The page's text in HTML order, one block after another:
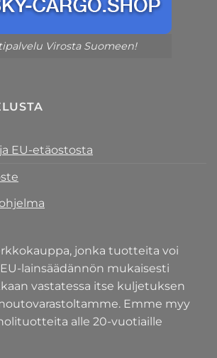
Virosta Suomeen!
EU-etäostosta
jonka tuotteita voi
lainsäädännön mukaisesti
vastatessa itse kuljetuksen
Emme myy
alle 20-vuotiaille